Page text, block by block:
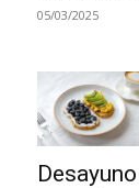
05/03/2025